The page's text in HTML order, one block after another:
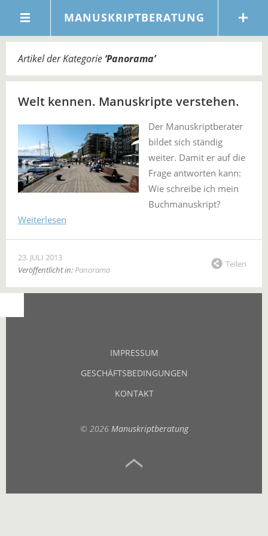
MANUSKRIPTBERATUNG
Artikel der Kategorie ‘Panorama’
Welt kennen. Manuskripte verstehen.
Der Manuskriptberater
bildet sich ständig
weiter. Damit er auf die
Frage antworten kann:
Wie schreibe ich mein
Buchmanuskript?
Weiterlesen
23. JULI 2013
Veröffentlicht in:Panorama
Teilen
IMPRESSUM
GESCHÄFTSBEDINGUNGEN
KONTAKT
© 2026 Manuskriptberatung